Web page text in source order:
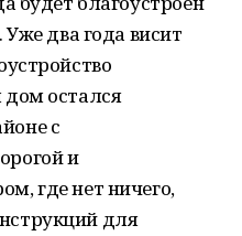
два года висит
остался
с
и
где нет ничего,
для